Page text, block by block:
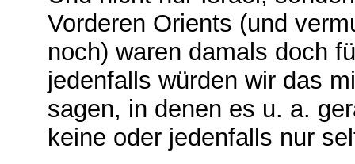
Vorderen Orients (und
noch) waren damals doch
jedenfalls würden wir das
sagen, in denen es u. a.
keine oder jedenfalls nur